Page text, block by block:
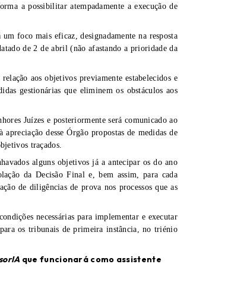
a possibilitar atempadamente a execução de
foco mais eficaz, designadamente na resposta
de 2 de abril (não afastando a prioridade da
aos objetivos previamente estabelecidos e
gestionárias que eliminem os obstáculos aos
Juízes e posteriormente será comunicado ao
desse Órgão propostas de medidas de
traçados.
alguns objetivos já a antecipar os do ano
da Decisão Final e, bem assim, para cada
de diligências de prova nos processos que as
necessárias para implementar e executar
os tribunais de primeira instância, no triénio
que funcionará como assistente